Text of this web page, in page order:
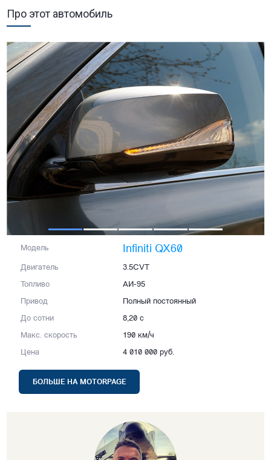
Про этот автомобиль
Модель Infiniti QX60
Двигатель 3.5CVT
Топливо АИ-95
Привод Полный постоянный
До сотни 8,20 с
Макс. скорость 190 км/ч
Цена 4 010 000 руб.
БОЛЬШЕ НА MOTORPAGE